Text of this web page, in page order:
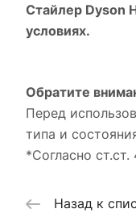
Стайлер Dyson
условиях.
Обратите
Перед
типа и
*Согласно
Назад к